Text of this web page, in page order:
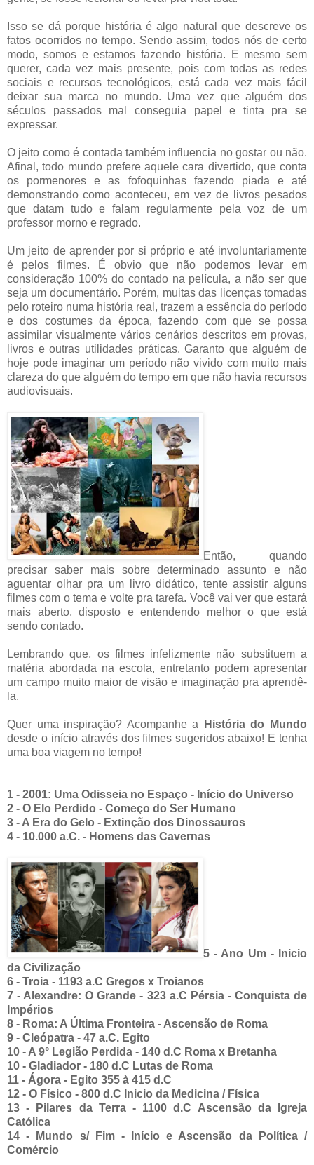
Isso se dá porque história é algo natural que descreve os
fatos ocorridos no tempo. Sendo assim, todos nós de certo
modo, somos e estamos fazendo história. E mesmo sem
querer, cada vez mais presente, pois com todas as redes
sociais e recursos tecnológicos, está cada vez mais fácil
deixar sua marca no mundo. Uma vez que alguém dos
séculos passados mal conseguia papel e tinta pra se
expressar.
O jeito como é contada também influencia no gostar ou não.
Afinal, todo mundo prefere aquele cara divertido, que conta
os pormenores e as fofoquinhas fazendo piada e até
demonstrando como aconteceu, em vez de livros pesados
que datam tudo e falam regularmente pela voz de um
professor morno e regrado.
Um jeito de aprender por si próprio e até involuntariamente
é pelos filmes. É obvio que não podemos levar em
consideração 100% do contado na película, a não ser que
seja um documentário. Porém, muitas das licenças tomadas
pelo roteiro numa história real, trazem a essência do período
e dos costumes da época, fazendo com que se possa
assimilar visualmente vários cenários descritos em provas,
livros e outras utilidades práticas. Garanto que alguém de
hoje pode imaginar um período não vivido com muito mais
clareza do que alguém do tempo em que não havia recursos
audiovisuais.
Então, quando
precisar saber mais sobre determinado assunto e não
aguentar olhar pra um livro didático, tente assistir alguns
filmes com o tema e volte pra tarefa. Você vai ver que estará
mais aberto, disposto e entendendo melhor o que está
sendo contado.
Lembrando que, os filmes infelizmente não substituem a
matéria abordada na escola, entretanto podem apresentar
um campo muito maior de visão e imaginação pra aprendê-
la.
Quer uma inspiração? Acompanhe a
História do Mundo
desde o início através dos filmes sugeridos abaixo! E tenha
uma boa viagem no tempo!
1 - 2001: Uma Odisseia no Espaço - Início do Universo
2 - O Elo Perdido - Começo do Ser Humano
3 - A Era do Gelo - Extinção dos Dinossauros
4 - 10.000 a.C. - Homens das Cavernas
5 - Ano Um - Inicio
da Civilização
6 - Troia - 1193 a.C Gregos x Troianos
7 - Alexandre: O Grande - 323 a.C Pérsia - Conquista de
Impérios
8 - Roma: A Última Fronteira - Ascensão de Roma
9 - Cleópatra - 47 a.C. Egito
10 - A 9° Legião Perdida - 140 d.C Roma x Bretanha
10 - Gladiador - 180 d.C Lutas de Roma
11 - Ágora - Egito 355 à 415 d.C
12 - O Físico - 800 d.C Inicio da Medicina / Física
13 - Pilares da Terra - 1100 d.C Ascensão da Igreja
Católica
14 - Mundo s/ Fim - Início e Ascensão da Política /
Comércio